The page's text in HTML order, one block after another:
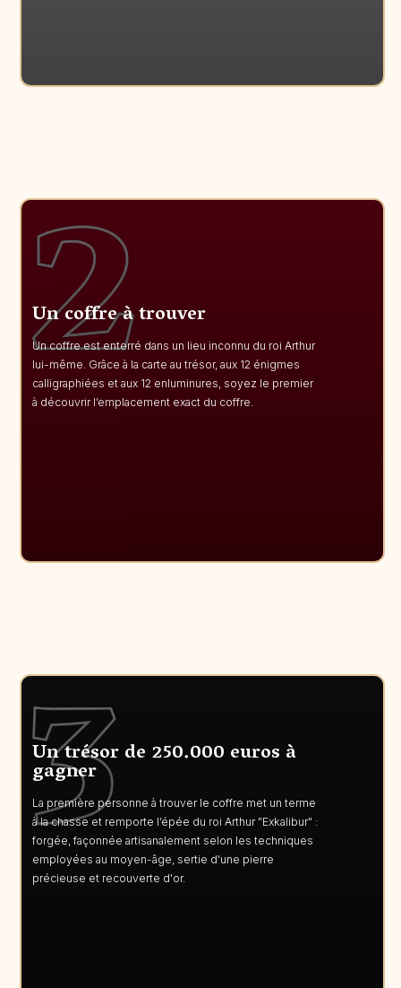
Un coffre à trouver
Un coffre est enterré dans un lieu inconnu du roi Arthur
lui-même. Grâce à la carte au trésor, aux 12 énigmes
calligraphiées et aux 12 enluminures, soyez le premier
à découvrir l’emplacement exact du coffre.
Un trésor de 250.000 euros à
gagner
La première personne à trouver le coffre met un terme
à la chasse et remporte l’épée du roi Arthur "Exkalibur" :
forgée, façonnée artisanalement selon les techniques
employées au moyen-âge, sertie d'une pierre
précieuse et recouverte d'or.